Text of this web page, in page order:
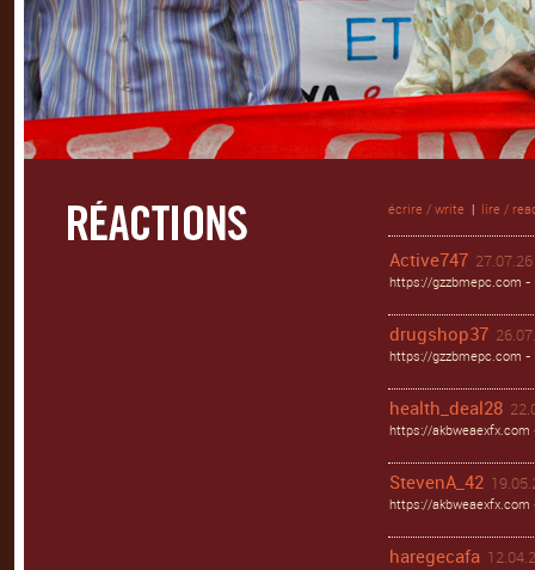
écrire / write | lire /
Active747
https://gzzbmepc.com
drugshop37
https://gzzbmepc.com
health_deal28
https://akbweaexfx.com
StevenA_42
https://akbweaexfx.com
haregecafa